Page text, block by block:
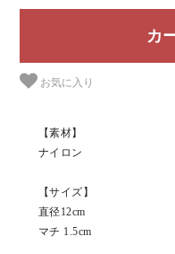
お気に入り
【素材】
ナイロン
【サイズ】
直径12cm
マチ 1.5cm